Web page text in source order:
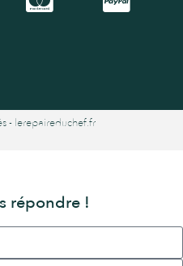
- lerepaireduchef.fr
répondre !